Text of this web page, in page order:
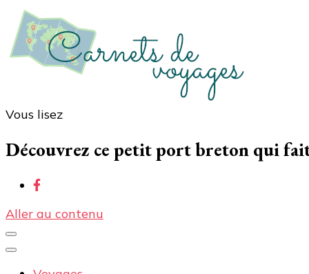
Vous lisez
Découvrez ce petit port breton qui
Aller au contenu